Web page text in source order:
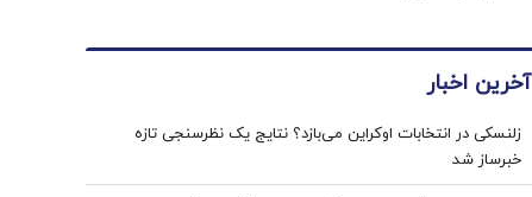
آخرین اخبار
زلنسکی در انتخابات اوکراین می‌بازد؟ نتایج یک نظرسنجی تازه
خبرساز شد